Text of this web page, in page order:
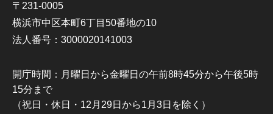
〒231-0005
横浜市中区本町6丁目50番地の10
法人番号：3000020141003
開庁時間：月曜日から金曜日の午前8時45分から午後5時
15分まで
（祝日・休日・12月29日から1月3日を除く）